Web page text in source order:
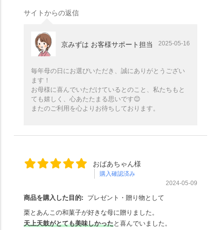
サイトからの返信
京みずは お客様サポート担当 2025-05-16
毎年母の日にお選びいただき、誠にありがとうござい
ます！
お母様に喜んでいただけているとのこと、私たちもと
ても嬉しく、心あたたまる思いです😊
またのご利用を心よりお待ちしております。
おばあちゃん様
購入確認済み
2024-05-09
商品を購入した目的:
プレゼント・贈り物として
栗とあんこの和菓子が好きな母に贈りました。
天上天鼓がとても美味しかったと喜んでいました。